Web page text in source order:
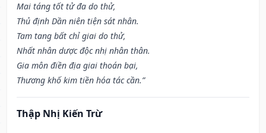
Mai táng tốt tử đa do thử,
Thủ định Dần niên tiện sát nhân.
Tam tang bất chỉ giai do thử,
Nhất nhân dược độc nhị nhân thân.
Gia môn điền địa giai thoán bại,
Thương khố kim tiền hóa tác cần.”
Thập Nhị Kiến Trừ